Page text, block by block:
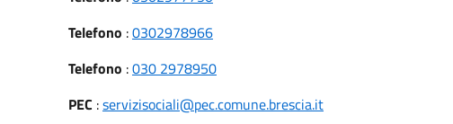
Telefono :0302978966
Telefono :030 2978950
PEC :servizisociali@pec.comune.brescia.it